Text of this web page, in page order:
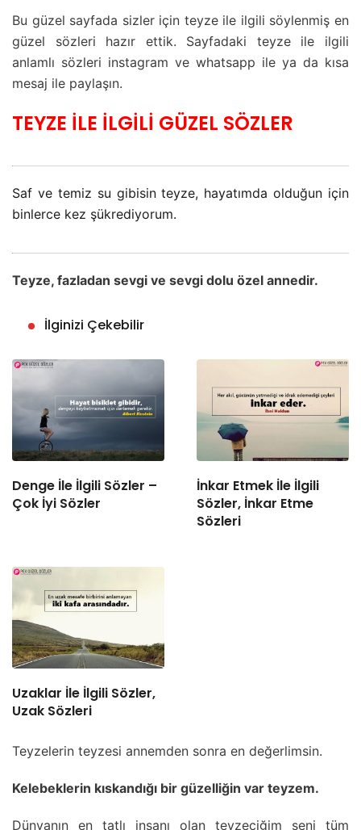
Bu güzel sayfada sizler için teyze ile ilgili söylenmiş en
güzel sözleri hazır ettik. Sayfadaki teyze ile ilgili
anlamlı sözleri instagram ve whatsapp ile ya da kısa
mesaj ile paylaşın.
TEYZE İLE İLGİLİ GÜZEL SÖZLER
Saf ve temiz su gibisin teyze, hayatımda olduğun için
binlerce kez şükrediyorum.
Teyze, fazladan sevgi ve sevgi dolu özel annedir.
İlginizi Çekebilir
Denge İle İlgili Sözler –
Çok İyi Sözler
İnkar Etmek İle İlgili
Sözler, İnkar Etme
Sözleri
Uzaklar İle İlgili Sözler,
Uzak Sözleri
Teyzelerin teyzesi annemden sonra en değerlimsin.
Kelebeklerin kıskandığı bir güzelliğin var teyzem.
Dünyanın en tatlı insanı olan teyzeciğim seni tüm